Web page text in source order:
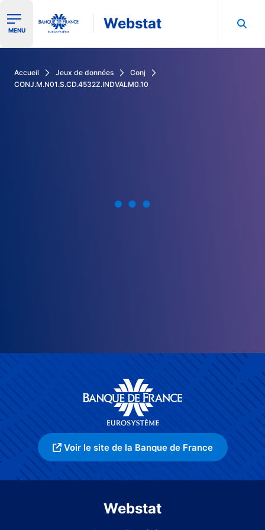
Ouvrir le menu de navigation
MENU Webstat
Accueil Jeux de données
Conj
CONJ.M.N01.S.CD.4532Z.INDVALM0.10
Voir le site de la Banque de France
Webstat